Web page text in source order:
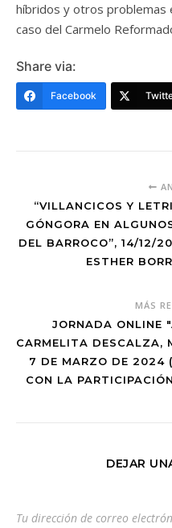
híbridos y otros problemas
caso del Carmelo
Share via:
Facebook
“VILLANCICOS Y
GÓNGORA EN
DEL BARROCO”, 14/12/
ESTHER
MÁS
JORNADA ONLINE
CARMELITA DESCALZA,
7 DE MARZO DE 2024
CON LA
DEJAR
Tu dirección de correo